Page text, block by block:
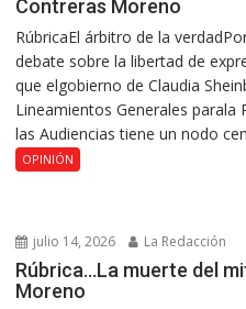
Contreras Moreno
RúbricaEl árbitro de la
debate sobre la libertad de
que elgobierno de Claudia
Lineamientos Generales
las Audiencias tiene un nodo
OPINIÓN
julio 14, 2026 La Redacción
Rúbrica…La muerte del
Moreno